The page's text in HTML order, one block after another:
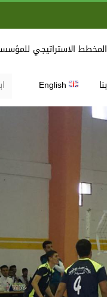
المخطط الاستراتيجي للمؤسسة 2026-
English